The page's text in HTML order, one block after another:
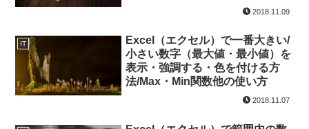
2018.11.09
IT
Excel（エクセル）で一番大きい/
小さい数字（最大値・最小値）を
表示・強調する・色を付ける方
法/Max・Min関数他の使い方
2018.11.07